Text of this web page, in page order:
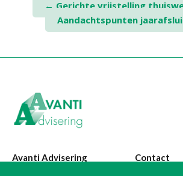
navigation
← Gerichte vrijstelling
Aandachtspunten
Avanti Advisering Contact